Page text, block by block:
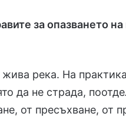
за опазването на
река. На
да не страда,
от пресъхване, от